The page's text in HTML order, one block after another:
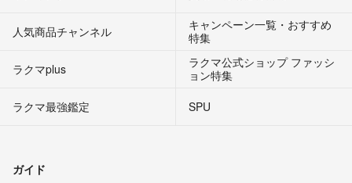
人気商品チャンネル
キャンペーン一覧・おすすめ
特集
ラクマplus
ラクマ公式ショップ ファッシ
ョン特集
ラクマ最強鑑定
SPU
ガイド